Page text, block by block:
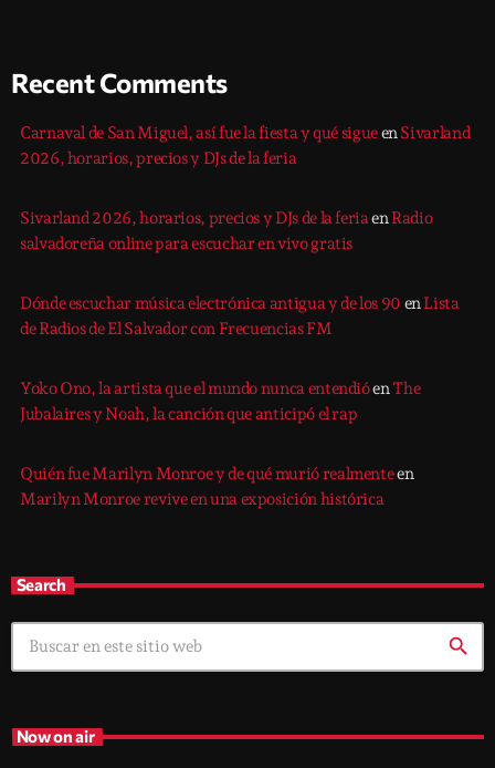
Recent Comments
Carnaval de San Miguel, así fue la fiesta y qué sigueenSivarland
2026, horarios, precios y DJs de la feria
Sivarland 2026, horarios, precios y DJs de la feriaenRadio
salvadoreña online para escuchar en vivo gratis
Dónde escuchar música electrónica antigua y de los 90 enLista
de Radios de El Salvador con Frecuencias FM
Yoko Ono, la artista que el mundo nunca entendióenThe
Jubalaires y Noah, la canción que anticipó el rap
Quién fue Marilyn Monroe y de qué murió realmenteen
Marilyn Monroe revive en una exposición histórica
Search
search
Now on air